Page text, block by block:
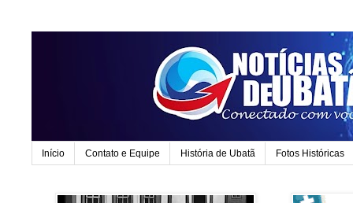
Início Contato e Equipe História de Ubatã Fotos Históricas